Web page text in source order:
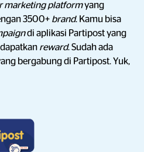
marketing platformyang
3500+ brand. Kamu bisa
di aplikasi Partipost yang
reward. Sudah ada
bergabung di Partipost. Yuk,